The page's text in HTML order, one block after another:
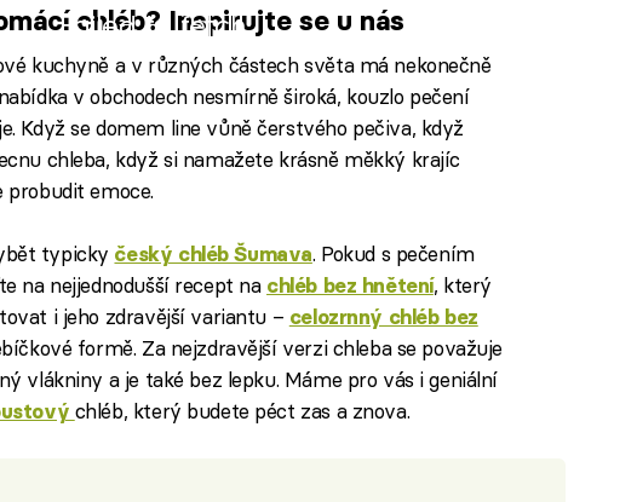
Failed to fetch
chléb? Inspirujte se u nás
kuchyně a v různých částech světa má nekonečně
v obchodech nesmírně široká, kouzlo pečení
Když se domem line vůně čerstvého pečiva, když
chleba, když si namažete krásně měkký krajíc
probudit emoce.
typicky český chléb Šumava. Pokud s pečením
na nejjednodušší recept na chléb bez hnětení, který
i jeho zdravější variantu – celozrnný chléb bez
formě. Za nejzdravější verzi chleba se považuje
vlákniny a je také bez lepku. Máme pro vás i geniální
chléb, který budete péct zas a znova.